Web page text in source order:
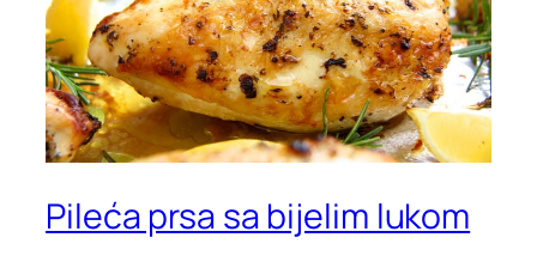
Pileća prsa sa bijelim lukom